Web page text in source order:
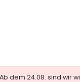
dem 24.08. sind wir